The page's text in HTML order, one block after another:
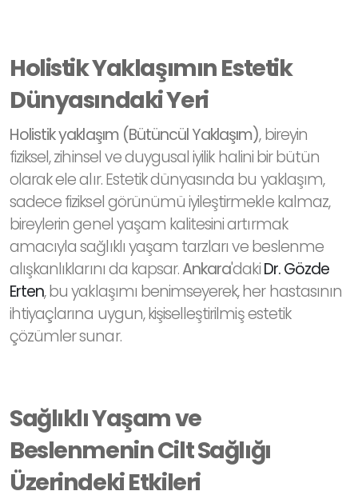
Holistik Yaklaşımın Estetik
Dünyasındaki Yeri
Holistik yaklaşım (Bütüncül Yaklaşım), bireyin
fiziksel, zihinsel ve duygusal iyilik halini bir bütün
olarak ele alır. Estetik dünyasında bu yaklaşım,
sadece fiziksel görünümü iyileştirmekle kalmaz,
bireylerin genel yaşam kalitesini artırmak
amacıyla sağlıklı yaşam tarzları ve beslenme
alışkanlıklarını da kapsar.Ankara'dakiDr. Gözde
Erten, bu yaklaşımı benimseyerek, her hastasının
ihtiyaçlarına uygun, kişiselleştirilmiş estetik
çözümler sunar.
Sağlıklı Yaşam ve
Beslenmenin Cilt Sağlığı
Üzerindeki Etkileri